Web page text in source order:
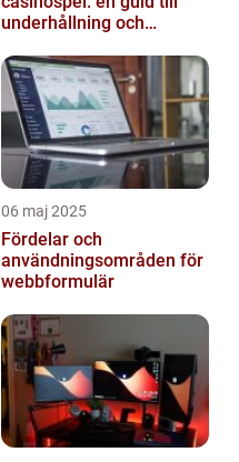
underhållning och
06 maj 2025
Fördelar och
användningsområden för
webbformulär